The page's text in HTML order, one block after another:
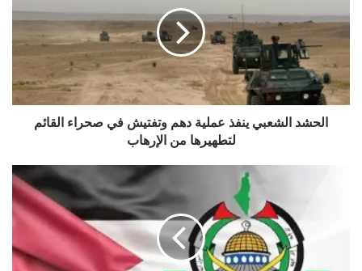
عملية
وتفتيش
في
صحراء
القائم
لتطهيرهاالحشد الشعبي ينفذ عملية دهم وتفتيش في صحراء القائم
لتطهيرها من الإرهاب